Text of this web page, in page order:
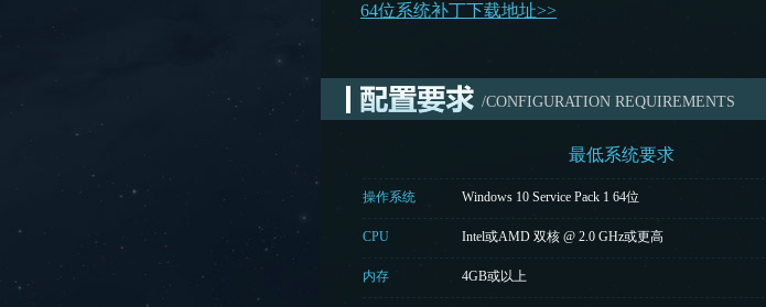
64位系统补丁下载地址>>
/CONFIGURATION REQUIREMENTS
最低系统要求
操作系统 Windows 10 Service Pack 1 64位
CPU Intel或AMD 双核 @ 2.0 GHz或更高
内存 4GB或以上